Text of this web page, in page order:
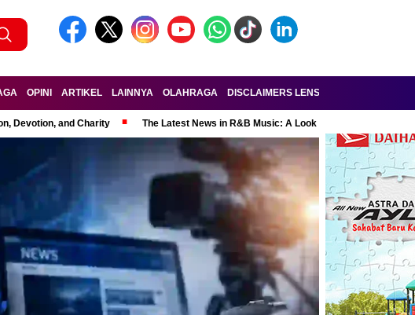
OPINI ARTIKEL LAINNYA OLAHRAGA DISCLAIMERS LENSA-RAKYAT.COM
Devotion, and Charity The Latest News in R&B Music: A Look at Super Bowl